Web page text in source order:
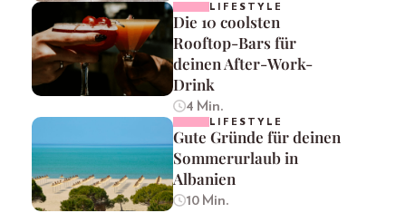
LIFESTYLE
Die 10 coolsten
Rooftop-Bars für
deinen After-Work-
Drink
4 Min.
LIFESTYLE
Gute Gründe für deinen
Sommerurlaub in
Albanien
10 Min.